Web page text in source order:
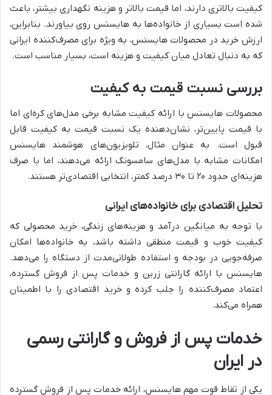
کیفیت بالاتری دارند، اما قیمت بالاتر و هزینه نگهداری بیشتر، باعث
شده است بسیاری از خانواده‌ها به هایسنس روی بیاورند. بنابراین،
ارزش خرید در محصولات هایسنس، به ویژه برای مصرف‌کننده ایرانی
که به دنبال تعادل میان کیفیت و هزینه است، بسیار مناسب است.
بررسی نسبت قیمت به کیفیت
محصولات هایسنس با ارائه کیفیت مشابه برخی مدل‌های کره‌ای اما
با قیمت پایین‌تر، نشان‌دهنده یک نسبت قیمت به کیفیت قابل
قبول است. به عنوان مثال، تلویزیون‌های هوشمند هایسنس
امکانات مشابه با مدل‌های سامسونگ ارائه می‌دهند، اما با صرف
هزینه‌ای حدود ۲۰ تا ۳۰ درصد کمتر، انتخابی اقتصادی‌تر هستند.
تحلیل اقتصادی برای خانواده‌های ایرانی
با توجه به میانگین درآمد و هزینه‌های زندگی، خرید محصولی که
کیفیت خوب و قیمت منطقی داشته باشد، به خانواده‌ها امکان
صرفه‌جویی در بودجه و استفاده طولانی‌مدت از دستگاه را می‌دهد.
هایسنس با ارائه گارانتی زرین و خدمات پس از فروش گسترده،
اعتماد مصرف‌کننده را جلب کرده و خرید اقتصادی را با اطمینان
همراه می‌کند.
خدمات پس از فروش و گارانتی رسمی
در ایران
یکی از نقاط قوت مهم هایسنس، ارائه خدمات پس از فروش گسترده